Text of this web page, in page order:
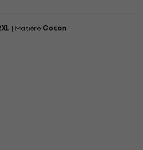
| Matière Coton